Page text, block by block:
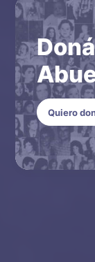
Quiero